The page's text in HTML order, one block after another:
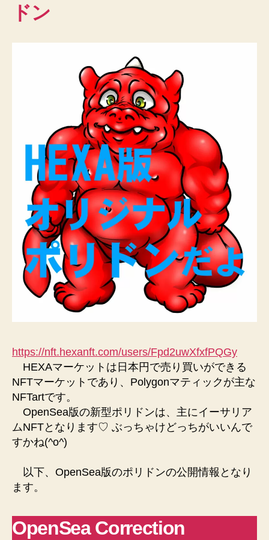
ドン
https://nft.hexanft.com/users/Fpd2uwXfxfPQGy
HEXAマーケットは日本円で売り買いができる
NFTマーケットであり、Polygonマティックが主な
NFTartです。
OpenSea版の新型ポリドンは、主にイーサリア
ムNFTとなります♡ ぶっちゃけどっちがいいんで
すかね(^o^)
以下、OpenSea版のポリドンの公開情報となり
ます。
OpenSea Correction